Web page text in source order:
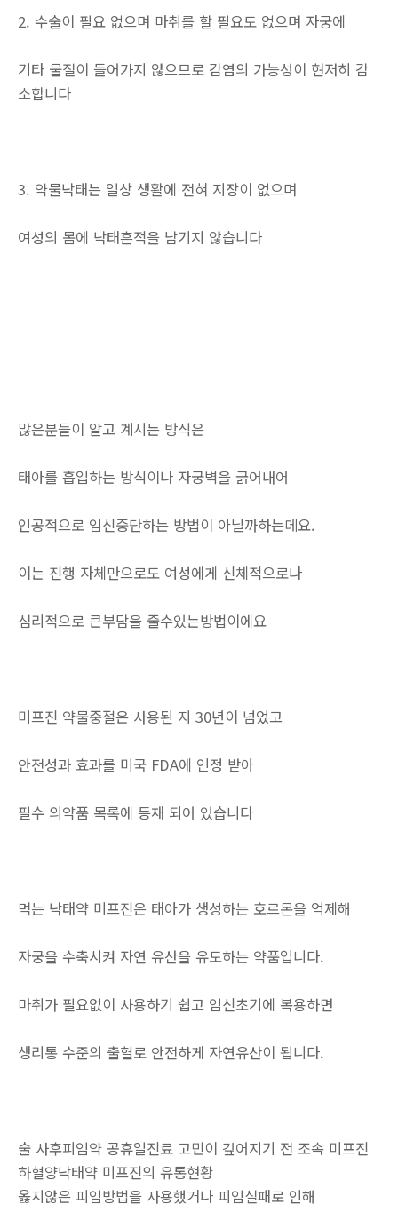
2. 수술이 필요 없으며 마취를 할 필요도 없으며 자궁에
기타 물질이 들어가지 않으므로 감염의 가능성이 현저히 감
소합니다
3. 약물낙태는 일상 생활에 전혀 지장이 없으며
여성의 몸에 낙태흔적을 남기지 않습니다
많은분들이 알고 계시는 방식은
태아를 흡입하는 방식이나 자궁벽을 긁어내어
인공적으로 임신중단하는 방법이 아닐까하는데요.
이는 진행 자체만으로도 여성에게 신체적으로나
심리적으로 큰부담을 줄수있는방법이에요
미프진 약물중절은 사용된 지 30년이 넘었고
안전성과 효과를 미국 FDA에 인정 받아
필수 의약품 목록에 등재 되어 있습니다
먹는 낙태약 미프진은 태아가 생성하는 호르몬을 억제해
자궁을 수축시켜 자연 유산을 유도하는 약품입니다.
마취가 필요없이 사용하기 쉽고 임신초기에 복용하면
생리통 수준의 출혈로 안전하게 자연유산이 됩니다.
술 사후피임약 공휴일진료 고민이 깊어지기 전 조속 미프진
하혈양낙­태약 미­프진의 유통현황
옳지않은 피임방법을 사용했거나 피임실패로 인해